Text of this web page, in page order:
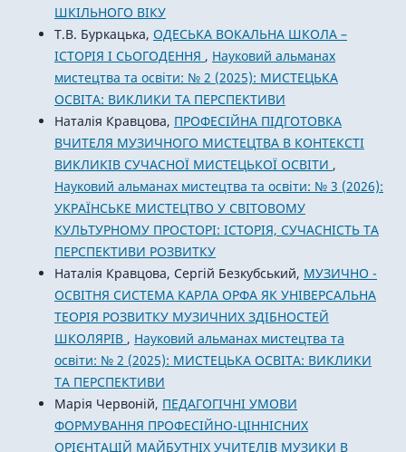
ШКІЛЬНОГО ВІКУ
Т.В. Буркацька, ОДЕСЬКА ВОКАЛЬНА ШКОЛА –
ІСТОРІЯ І СЬОГОДЕННЯ , Науковий альманах
мистецтва та освіти: № 2 (2025): МИСТЕЦЬКА
ОСВІТА: ВИКЛИКИ ТА ПЕРСПЕКТИВИ
Наталія Кравцова, ПРОФЕСІЙНА ПІДГОТОВКА
ВЧИТЕЛЯ МУЗИЧНОГО МИСТЕЦТВА В КОНТЕКСТІ
ВИКЛИКІВ СУЧАСНОЇ МИСТЕЦЬКОЇ ОСВІТИ ,
Науковий альманах мистецтва та освіти: № 3 (2026):
УКРАЇНСЬКЕ МИСТЕЦТВО У СВІТОВОМУ
КУЛЬТУРНОМУ ПРОСТОРІ: ІСТОРІЯ, СУЧАСНІСТЬ ТА
ПЕРСПЕКТИВИ РОЗВИТКУ
Наталія Кравцова, Сергій Безкубський, МУЗИЧНО -
ОСВІТНЯ СИСТЕМА КАРЛА ОРФА ЯК УНІВЕРСАЛЬНА
ТЕОРІЯ РОЗВИТКУ МУЗИЧНИХ ЗДІБНОСТЕЙ
ШКОЛЯРІВ , Науковий альманах мистецтва та
освіти: № 2 (2025): МИСТЕЦЬКА ОСВІТА: ВИКЛИКИ
ТА ПЕРСПЕКТИВИ
Марія Червоній, ПЕДАГОГІЧНІ УМОВИ
ФОРМУВАННЯ ПРОФЕСІЙНО-ЦІННІСНИХ
ОРІЄНТАЦІЙ МАЙБУТНІХ УЧИТЕЛІВ МУЗИКИ В